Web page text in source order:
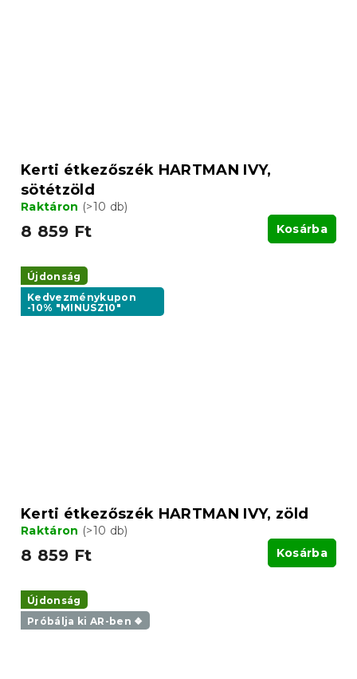
Kerti étkezőszék HARTMAN IVY,
sötétzöld
Raktáron (>10 db)
8 859 Ft Kosárba
Újdonság
Kedvezménykupon
-10% "MINUSZ10"
Kerti étkezőszék HARTMAN IVY, zöld
Raktáron (>10 db)
8 859 Ft Kosárba
Újdonság
Próbálja ki AR-ben ❖